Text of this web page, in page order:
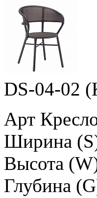
DS-04-02
Арт
Ширина
Высота
Глубина